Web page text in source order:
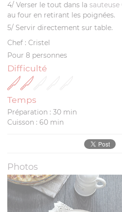
4/ Verser le tout dans la sauteuse
au four en retirant les poignées.
5/ Servir directement sur table.
Chef : Cristel
Pour 8 personnes
Difficulté
Temps
Préparation : 30 min
Cuisson : 60 min
Photos